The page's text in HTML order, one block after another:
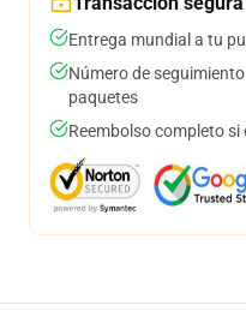
Entrega mundial a tu
Número de
paquetes
Reembolso completo